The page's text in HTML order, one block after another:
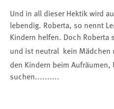
Und in all dieser Hektik wird
lebendig. Roberta, so nennt
Kindern helfen. Doch Roberta
und ist neutral  kein
den Kindern beim
suchen..........